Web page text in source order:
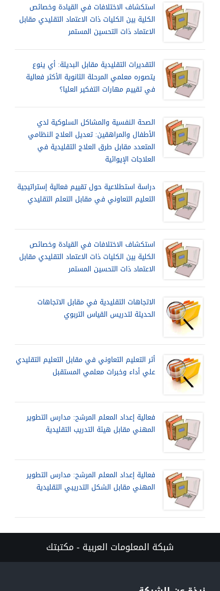
استكشاف الاختلافات في القيادة وخصائص
الكلية بين الكليات ذات الاعتماد التقليدي مقابل
الاعتماد ذات التحسين المستمر
التقديرات التقليدية مقابل البديلة: أي ينوع
يتصوره معلمي المرحلة الثانوية الأكثر فعالية
في تقييم مهارات التفكير العليا؟
الصحة النفسية والمشاكل السلوكية لدي
الأطفال والمراهقين: تعديل العلاج النظامي
المتعدد مقابل طرق العلاج التقليدية في
العلاجات الإيوائية
دراسة استطلاعية حول تقييم فعالية إستراتيجية
التعليم التعاوني في مقابل التعلم التقليدي
استكشاف الاختلافات في القيادة وخصائص
الكلية بين الكليات ذات الاعتماد التقليدي مقابل
الاعتماد ذات التحسين المستمر
الاتجاهات التقليدية في مقابل الاتجاهات
الحديثة لتدريس القياس التربوي
أثر التعليم التعاوني في مقابل التعليم التقليدي
علي أداء وخبرات معلمي المستقبل
فعالية إعداد المعلم المرشح: مدارس التطوير
المهني مقابل هيئة التدريب التقليدية
فعالية إعداد المعلم المرشح: مدارس التطوير
المهني مقابل الشكل التدريبي التقليدية
شبكة المعلومات العربية - مكتبتك